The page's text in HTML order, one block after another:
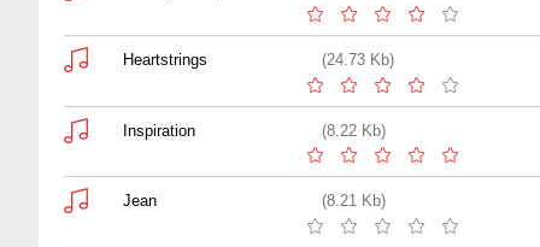
Heartstrings (24.73 Kb)
Inspiration (8.22 Kb)
Jean (8.21 Kb)